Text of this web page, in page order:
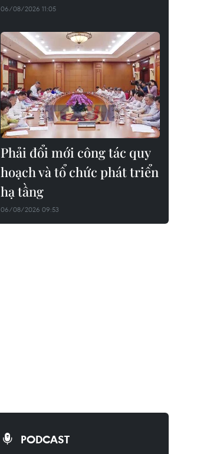
06/08/2026 11:05
Phải đổi mới công tác quy
hoạch và tổ chức phát triển
hạ tầng
06/08/2026 09:53
PODCAST